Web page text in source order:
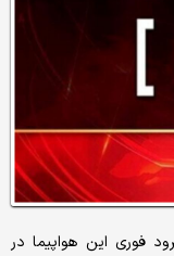
فوری این هواپیما در